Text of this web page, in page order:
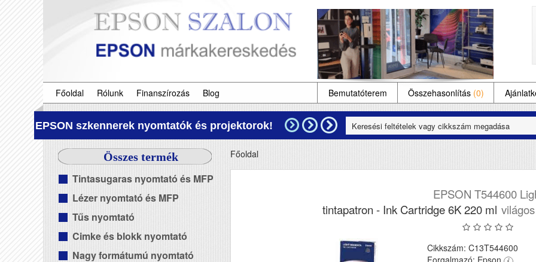
Főoldal Rólunk Finanszírozás Blog Bemutatóterem Összehasonlítás (0)
EPSON szkennerek nyomtatók és projektorok!
Összes termék
Tintasugaras nyomtató és MFP
Lézer nyomtató és MFP
Tűs nyomtató
Cimke és blokk nyomtató
Nagy formátumú nyomtató
Főoldal
EPSON T544600
tintapatron - Ink Cartridge 6K 220 ml
Cikkszám: C13T544600
Forgalmazó: Epson